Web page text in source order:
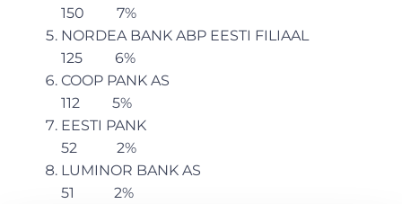
150 7%
NORDEA BANK ABP EESTI FILIAAL
125 6%
COOP PANK AS
112 5%
EESTI PANK
52 2%
LUMINOR BANK AS
51 2%